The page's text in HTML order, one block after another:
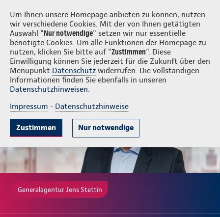
Um Ihnen unsere Homepage anbieten zu können, nutzen
wir verschiedene Cookies. Mit der von Ihnen getätigten
Auswahl "Nur notwendige" setzen wir nur essentielle
benötigte Cookies. Um alle Funktionen der Homepage zu
nutzen, klicken Sie bitte auf "Zustimmen". Diese
Einwilligung können Sie jederzeit für die Zukunft über den
Menüpunkt Datenschutz widerrufen. Die vollständigen
Informationen finden Sie ebenfalls in unseren
Datenschutzhinweisen.
Impressum - Datenschutzhinweise
Zustimmen Nur notwendige
Jens Stettin Login
Gute Gründe Tarife & Leistungen Wissenswertes Beratung &
Generalagentur Jens Stettin